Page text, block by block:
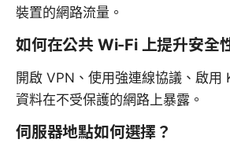
裝置的網路流量。
如何在公共 Wi-Fi 上提升安全
開啟 VPN、使用強連線協議、啟
資料在不受保護的網路上暴露。
伺服器地點如何選擇？